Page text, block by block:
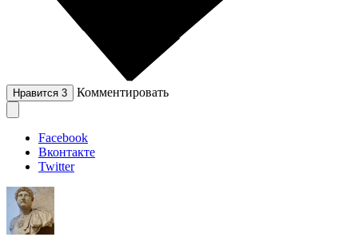
Нравится 3 Комментировать
Facebook
Вконтакте
Twitter